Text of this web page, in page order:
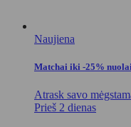
Naujiena
Matchai iki -25%
Atrask savo
Prieš 2 dienas